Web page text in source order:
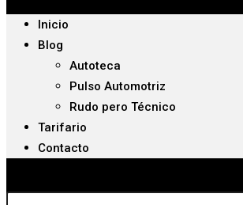
Inicio
Blog
Autoteca
Pulso Automotriz
Rudo pero Técnico
Tarifario
Contacto